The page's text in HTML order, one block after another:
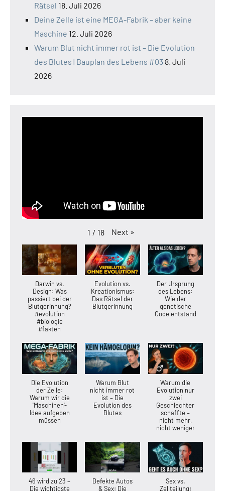
Rätsel 18. Juli 2026
Deine Zelle ist eine MEGA-Fabrik – aber keine
Maschine 12. Juli 2026
Warum Blut nicht immer rot ist – Die Evolution
des Blutes | Bauplan des Lebens #03 8. Juli
2026
1 / 18 Next »
Darwin vs.
Design: Was
passiert bei der
Blutgerinnung?
#evolution
#biologie
#fakten
Evolution vs.
Kreationismus:
Das Rätsel der
Blutgerinnung
Der Ursprung
des Lebens:
Wie der
genetische
Code entstand
Die Evolution
der Zelle:
Warum wir die
'Maschinen'-
Idee aufgeben
müssen
Warum Blut
nicht immer rot
ist – Die
Evolution des
Blutes
Warum die
Evolution nur
zwei
Geschlechter
schaffte –
nicht mehr,
nicht weniger
46 wird zu 23 –
Die wichtigste
Defekte Autos
& Sex: Die
Sex vs.
Zellteilung: